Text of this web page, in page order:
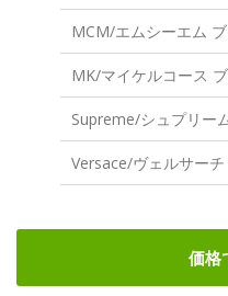
価格
MCM/エムシーエム
MK/マイケルコース
Supreme/シュプリー
Versace/ヴェルサー